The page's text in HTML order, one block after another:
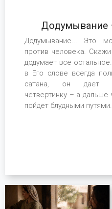
Додумывание
Додумывание... Это
против человека.
додумает все
в Его слове всегда
сатана, он дает
четвертинку – а дальше
пойдет блудными путями.